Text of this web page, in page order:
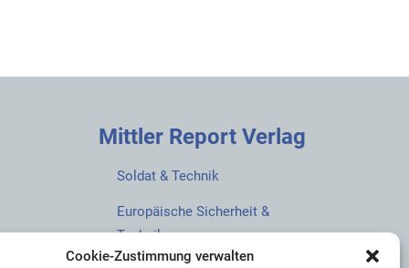
Cookie-Zustimmung verwalten
Mittler Report Verlag
Soldat & Technik
Europäische Sicherheit &
Technik